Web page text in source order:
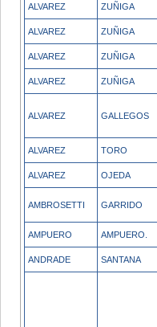
ALVAREZ ZUÑIGA
ALVAREZ ZUÑIGA
ALVAREZ ZUÑIGA
ALVAREZ ZUÑIGA
ALVAREZ GALLEGOS
ALVAREZ TORO
ALVAREZ OJEDA
AMBROSETTI GARRIDO
AMPUERO AMPUERO.
ANDRADE SANTANA